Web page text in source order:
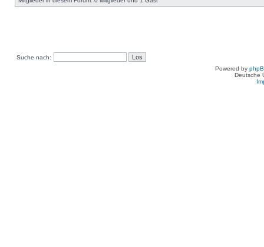
Suche nach:
Powered by
Deutsche